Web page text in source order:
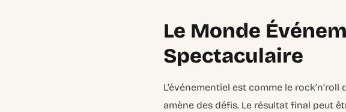
Le Monde
Spectaculaire
L’événementiel est comme le
amène des défis. Le résultat final peut